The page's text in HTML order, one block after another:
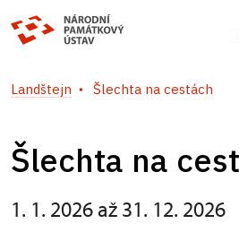
Landštejn Šlechta na cestách
Šlechta na
1. 1. 2026 až 31. 12. 2026